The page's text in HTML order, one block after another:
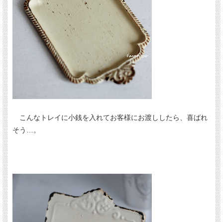
こんなトレイに小銭を入れてお客様にお渡ししたら、喜ばれ
そう…。